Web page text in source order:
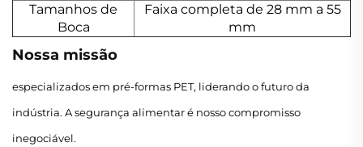
Tamanhos de
Boca
Faixa completa de 28 mm a 55
mm
Nossa missão
especializados em pré-formas PET, liderando o futuro da
indústria. A segurança alimentar é nosso compromisso
inegociável.